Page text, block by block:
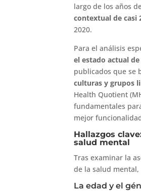
largo de los años
contextual de casi
2020.
Para el análisis
el estado actual
publicados que se
culturas y grupos
Health Quotient
fundamentales
mejor
Hallazgos
salud mental
Tras examinar la
de la salud
La edad y el